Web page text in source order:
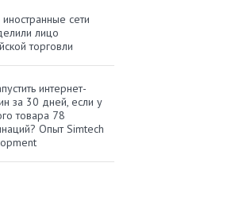
сети
лицо
торговли
интернет-
за 30 дней, если у
товара 78
Опыт Simtech